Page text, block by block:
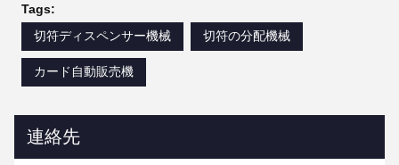
Tags:
切符ディスペンサー機械
切符の分配機械
カード自動販売機
連絡先